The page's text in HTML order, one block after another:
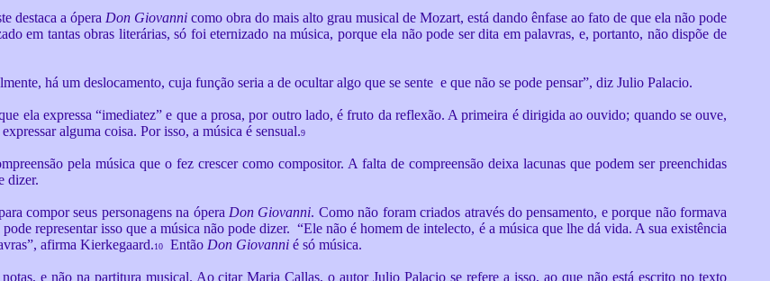
destaca a ópera Don Giovanni como obra do mais alto grau musical de Mozart, está dando ênfase ao fato de que ela não pode
em tantas obras literárias, só foi eternizado na música, porque ela não pode ser dita em palavras, e, portanto, não dispõe de
há um deslocamento, cuja função seria a de ocultar algo que se sente e que não se pode pensar”, diz Julio Palacio.
ela expressa “imediatez” e que a prosa, por outro lado, é fruto da reflexão. A primeira é dirigida ao ouvido; quando se ouve,
alguma coisa. Por isso, a música é sensual.9
pela música que o fez crescer como compositor. A falta de compreensão deixa lacunas que podem ser preenchidas
dizer.
compor seus personagens na ópera Don Giovanni. Como não foram criados através do pensamento, e porque não formava
pode representar isso que a música não pode dizer. “Ele não é homem de intelecto, é a música que lhe dá vida. A sua existência
afirma Kierkegaard.10 Então Don Giovanni é só música.
e não na partitura musical. Ao citar Maria Callas, o autor Julio Palacio se refere a isso, ao que não está escrito no texto